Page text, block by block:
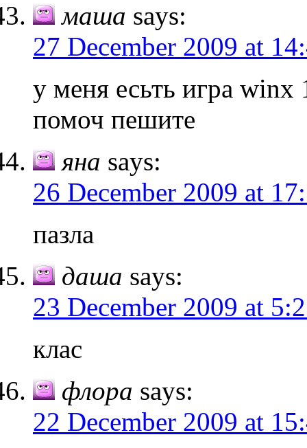
маша says:
27 December 2009 at
у меня есьть игра winx
помоч пешите
яна says:
26 December 2009 at
пазла
даша says:
23 December 2009 at
клас
флора says:
22 December 2009 at